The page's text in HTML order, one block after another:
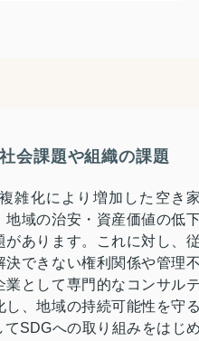
会課題や組織の課題
雑化により増加した空き
域の治安・資産価値の低
があります。これに対し、
できない権利関係や管理
として専門的なコンサル
し、地域の持続可能性を守
SDGへの取り組みをはじ